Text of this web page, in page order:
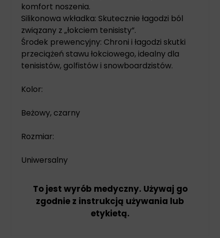
komfort noszenia.
Silikonowa wkładka: Skutecznie łagodzi ból
związany z „łokciem tenisisty”.
Środek prewencyjny: Chroni i łagodzi skutki
przeciążeń stawu łokciowego, idealny dla
tenisistów, golfistów i snowboardzistów.
Kolor:
Beżowy, czarny
Rozmiar:
Uniwersalny
To jest wyrób medyczny. Używaj go
zgodnie z instrukcją używania lub
etykietą.